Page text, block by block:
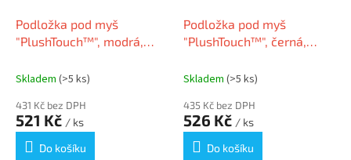
Podložka pod myš
"PlushTouch™", modrá,
Skladem (>5 ks)
431 Kč bez DPH
521 Kč / ks
Do košíku
Podložka pod myš
"PlushTouch™", černá,
Skladem (>5 ks)
435 Kč bez DPH
526 Kč / ks
Do košíku